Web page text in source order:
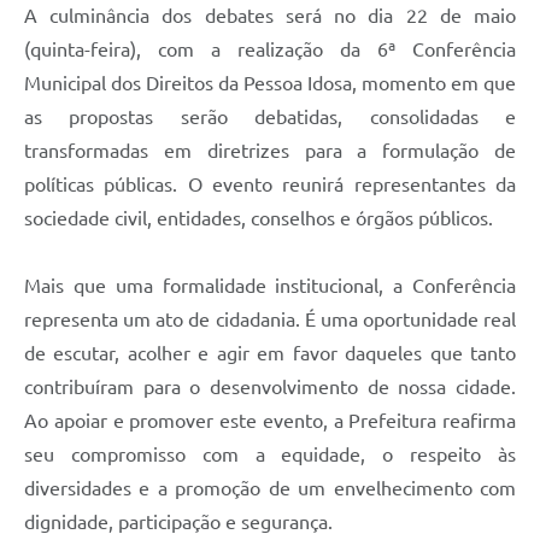
A culminância dos debates será no dia 22 de maio
(quinta-feira), com a realização da 6ª Conferência
Municipal dos Direitos da Pessoa Idosa, momento em que
as propostas serão debatidas, consolidadas e
transformadas em diretrizes para a formulação de
políticas públicas. O evento reunirá representantes da
sociedade civil, entidades, conselhos e órgãos públicos.
Mais que uma formalidade institucional, a Conferência
representa um ato de cidadania. É uma oportunidade real
de escutar, acolher e agir em favor daqueles que tanto
contribuíram para o desenvolvimento de nossa cidade.
Ao apoiar e promover este evento, a Prefeitura reafirma
seu compromisso com a equidade, o respeito às
diversidades e a promoção de um envelhecimento com
dignidade, participação e segurança.